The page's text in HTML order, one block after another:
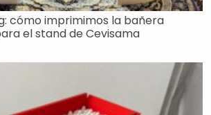
cómo imprimimos la bañera
el stand de Cevisama